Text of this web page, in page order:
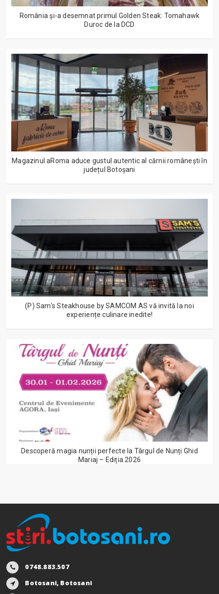
România și-a desemnat primul Golden Steak: Tomahawk
Duroc de la DCD
Magazinul aRoma aduce gustul autentic al cărnii românești în
județul Botoșani
(P) Sam's Steakhouse by SAMCOM AS vă invită la noi
experiențe culinare inedite!
Descoperă magia nunții perfecte la Târgul de Nunți Ghid
Mariaj – Ediția 2026
0748.883.507
Botosani, Botosani